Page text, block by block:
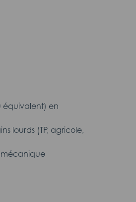
équivalent) en
lourds (TP, agricole,
mécanique